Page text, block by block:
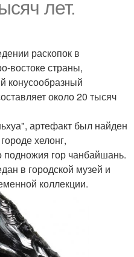
лет.
раскопок в
востоке страны,
конусообразный
около 20 тысяч
артефакт был найден
хелонг,
подножия гор чанбайшань.
в городской музей и
коллекции.